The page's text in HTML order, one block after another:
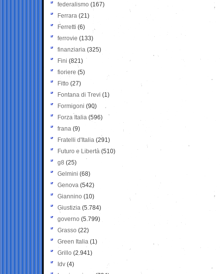
federalismo (167)
Ferrara (21)
Ferretti (6)
ferrovie (133)
finanziaria (325)
Fini (821)
fioriere (5)
Fitto (27)
Fontana di Trevi (1)
Formigoni (90)
Forza Italia (596)
frana (9)
Fratelli d'Italia (291)
Futuro e Libertà (510)
g8 (25)
Gelmini (68)
Genova (542)
Giannino (10)
Giustizia (5.784)
governo (5.799)
Grasso (22)
Green Italia (1)
Grillo (2.941)
Idv (4)